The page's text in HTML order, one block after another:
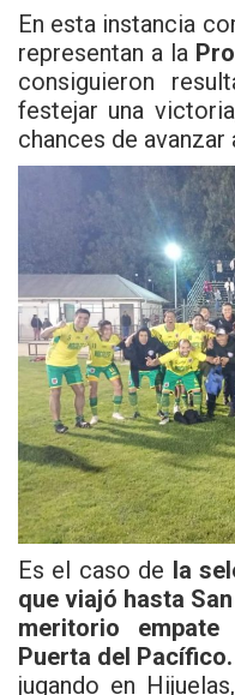
En esta instancia
representan a la
consiguieron
festejar una
chances de avanzar
Es el caso de la
que viajó hasta
meritorio empate
Puerta del Pacífico.
jugando en